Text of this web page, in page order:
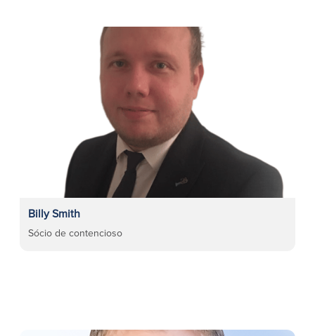
Billy Smith
Sócio de contencioso